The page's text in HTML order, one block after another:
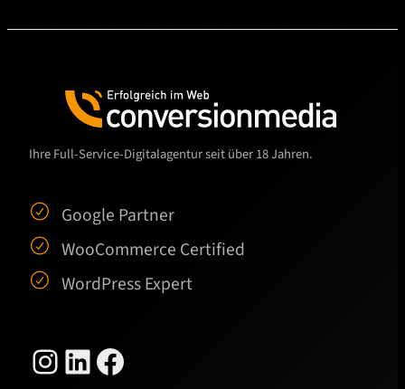
Ihre Full-Service-Digitalagentur seit über 18 Jahren.
Google Partner
WooCommerce Certified
WordPress Expert
Instagram LinkedIn Facebook